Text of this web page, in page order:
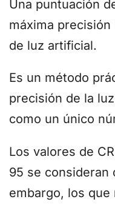
Una puntuación
máxima
de luz artificial.
Es un método
precisión de la
como un único
Los valores de
95 se consideran
embargo, los